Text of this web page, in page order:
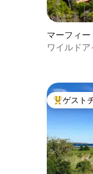
マーフィー
ス
ワイルドア
大好評の
ゲスト